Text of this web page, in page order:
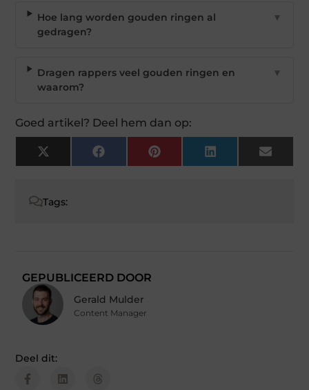
Hoe lang worden gouden ringen al
gedragen?
▼
Dragen rappers veel gouden ringen en
waarom?
▼
Goed artikel? Deel hem dan op:
X
(Twitter)
Facebook Pinterest LinkedIn Email
Tags:
GEPUBLICEERD DOOR
Gerald Mulder
Content Manager
Deel dit: